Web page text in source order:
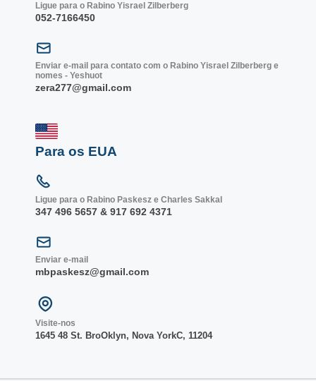
Ligue para o Rabino Yisrael Zilberberg
052-7166450
Enviar e-mail para contato com o Rabino Yisrael Zilberberg e
nomes - Yeshuot
zera277@gmail.com
Para os EUA
Ligue para o Rabino Paskesz e Charles Sakkal
347 496 5657 & 917 692 4371
Enviar e-mail
mbpaskesz@gmail.com
Visite-nos
1645 48 St. BroOklyn, Nova YorkC, 11204